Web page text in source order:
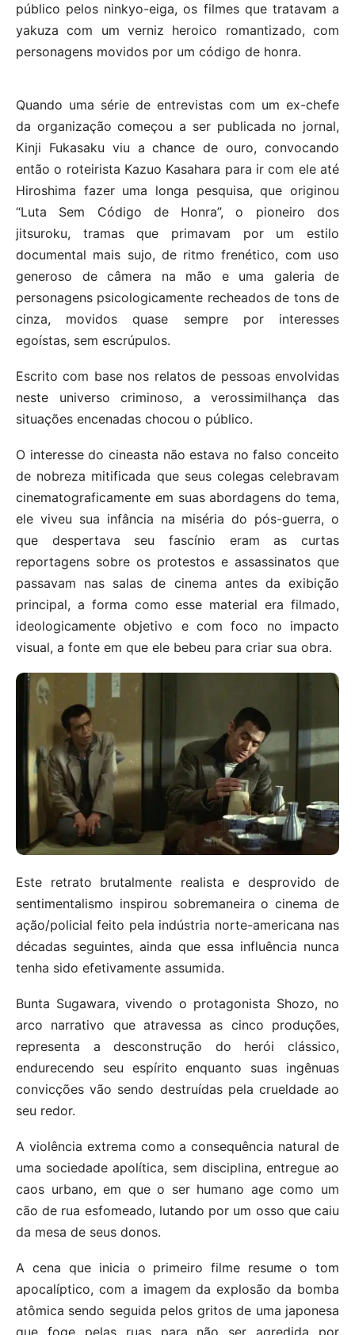
público pelos ninkyo-eiga, os filmes que tratavam a
yakuza com um verniz heroico romantizado, com
personagens movidos por um código de honra.
Quando uma série de entrevistas com um ex-chefe
da organização começou a ser publicada no jornal,
Kinji Fukasaku viu a chance de ouro, convocando
então o roteirista Kazuo Kasahara para ir com ele até
Hiroshima fazer uma longa pesquisa, que originou
“Luta Sem Código de Honra”, o pioneiro dos
jitsuroku, tramas que primavam por um estilo
documental mais sujo, de ritmo frenético, com uso
generoso de câmera na mão e uma galeria de
personagens psicologicamente recheados de tons de
cinza, movidos quase sempre por interesses
egoístas, sem escrúpulos.
Escrito com base nos relatos de pessoas envolvidas
neste universo criminoso, a verossimilhança das
situações encenadas chocou o público.
O interesse do cineasta não estava no falso conceito
de nobreza mitificada que seus colegas celebravam
cinematograficamente em suas abordagens do tema,
ele viveu sua infância na miséria do pós-guerra, o
que despertava seu fascínio eram as curtas
reportagens sobre os protestos e assassinatos que
passavam nas salas de cinema antes da exibição
principal, a forma como esse material era filmado,
ideologicamente objetivo e com foco no impacto
visual, a fonte em que ele bebeu para criar sua obra.
Este retrato brutalmente realista e desprovido de
sentimentalismo inspirou sobremaneira o cinema de
ação/policial feito pela indústria norte-americana nas
décadas seguintes, ainda que essa influência nunca
tenha sido efetivamente assumida.
Bunta Sugawara, vivendo o protagonista Shozo, no
arco narrativo que atravessa as cinco produções,
representa a desconstrução do herói clássico,
endurecendo seu espírito enquanto suas ingênuas
convicções vão sendo destruídas pela crueldade ao
seu redor.
A violência extrema como a consequência natural de
uma sociedade apolítica, sem disciplina, entregue ao
caos urbano, em que o ser humano age como um
cão de rua esfomeado, lutando por um osso que caiu
da mesa de seus donos.
A cena que inicia o primeiro filme resume o tom
apocalíptico, com a imagem da explosão da bomba
atômica sendo seguida pelos gritos de uma japonesa